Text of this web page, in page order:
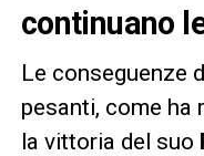
continuano
Le conseguenze
pesanti, come ha
la vittoria del suo